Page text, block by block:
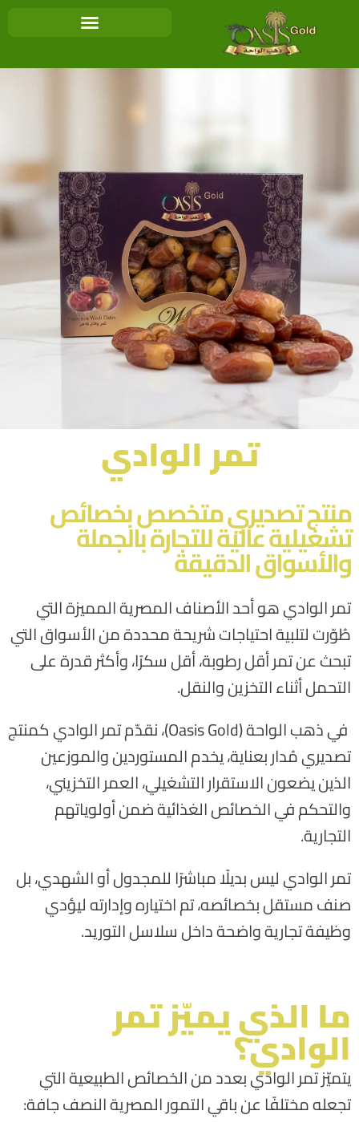
تمر الوادي
منتج تصديري متخصص بخصائص
تشغيلية عالية للتجارة بالجملة
والأسواق الدقيقة
تمر الوادي هو أحد الأصناف المصرية المميزة التي
طُوّرت لتلبية احتياجات شريحة محددة من الأسواق التي
تبحث عن تمر أقل رطوبة، أقل سكرًا، وأكثر قدرة على
التحمل أثناء التخزين والنقل.
في ذهب الواحة (Oasis Gold)، نقدّم تمر الوادي كمنتج
تصديري مُدار بعناية، يخدم المستوردين والموزعين
الذين يضعون الاستقرار التشغيلي، العمر التخزيني،
والتحكم في الخصائص الغذائية ضمن أولوياتهم
التجارية.
تمر الوادي ليس بديلًا مباشرًا للمجدول أو الشهدي، بل
صنف مستقل بخصائصه، تم اختياره وإدارته ليؤدي
وظيفة تجارية واضحة داخل سلاسل التوريد.
ما الذي يميّز تمر
الوادي؟
يتميّز تمر الوادي بعدد من الخصائص الطبيعية التي
تجعله مختلفًا عن باقي التمور المصرية النصف جافة: